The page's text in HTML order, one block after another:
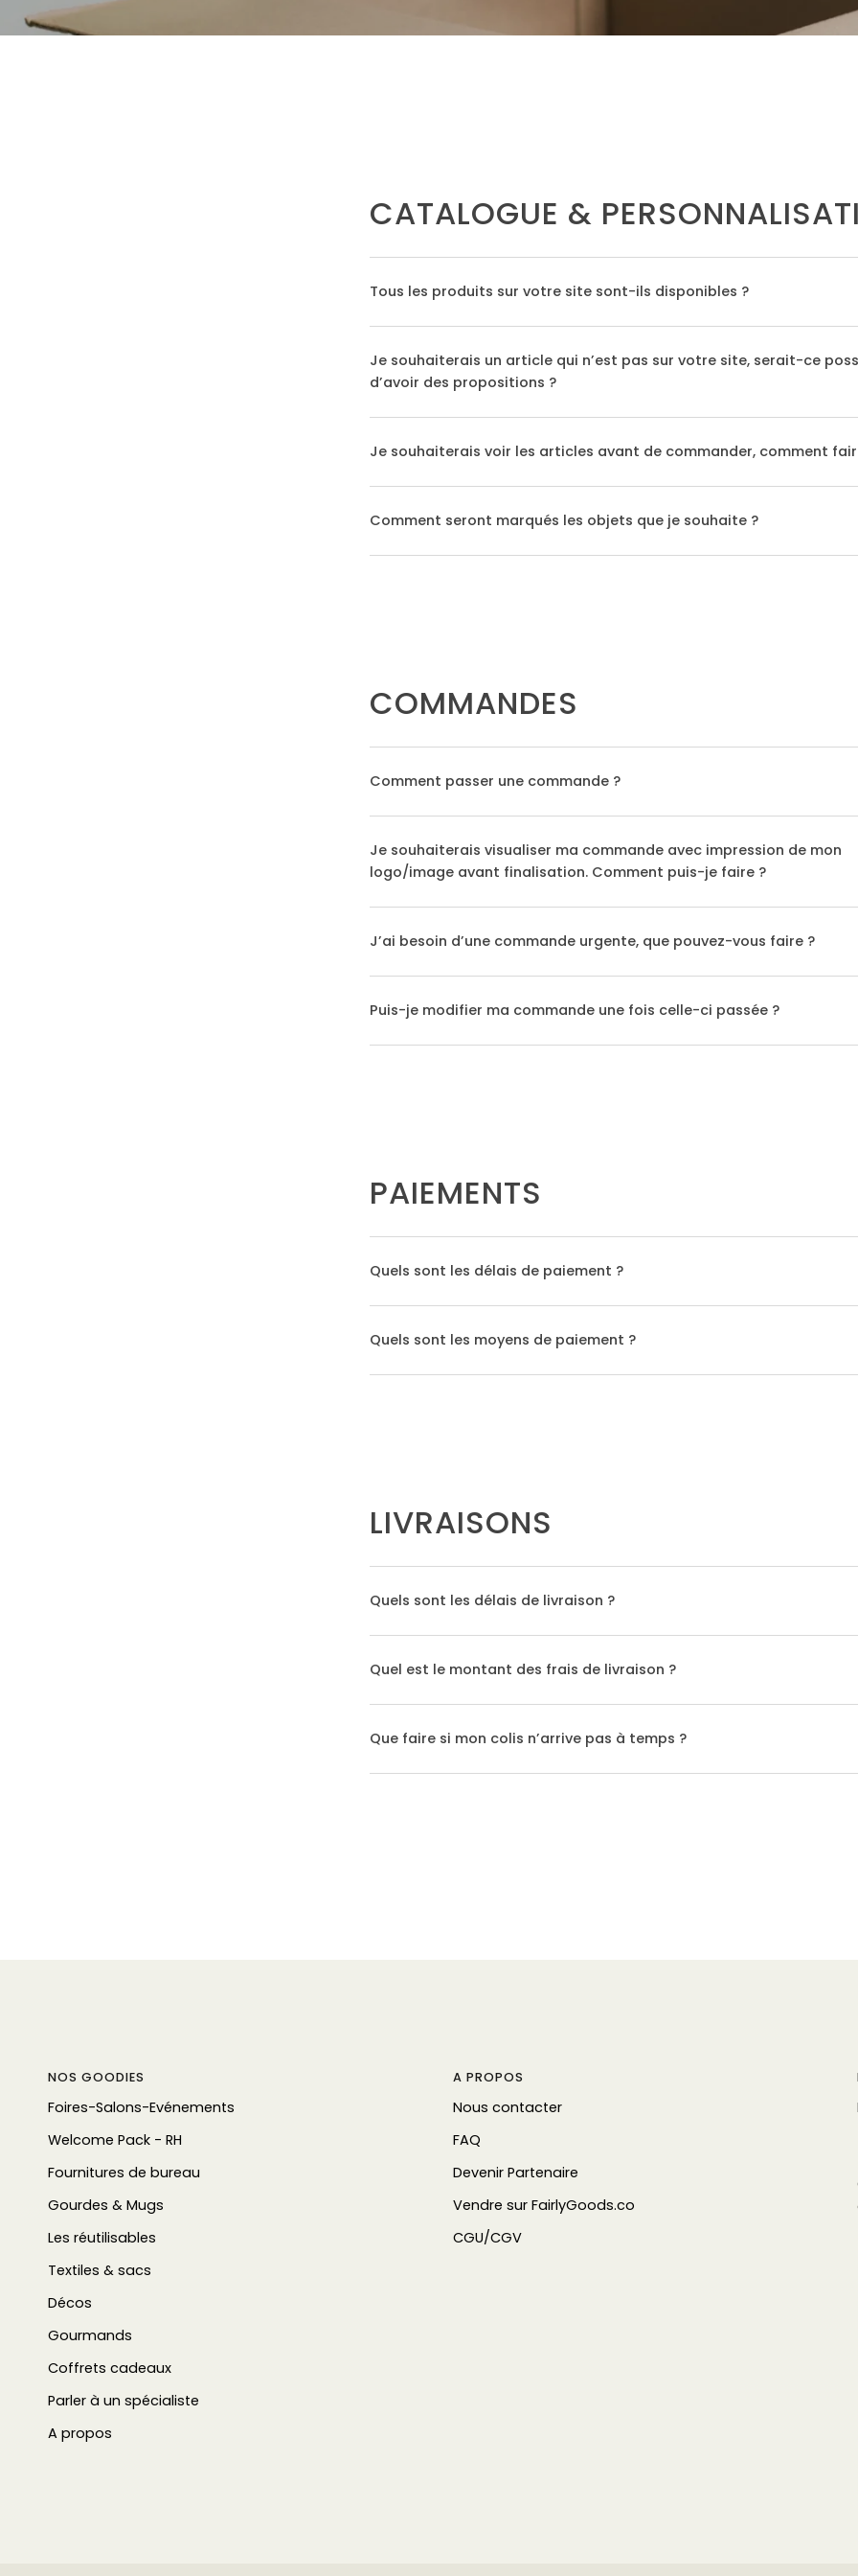
CATALOGUE &
Tous les produits sur votre site sont-ils disponibles ?
Je souhaiterais un article qui n’est pas sur votre site, serait-ce
d’avoir des propositions ?
Je souhaiterais voir les articles avant de commander, comment
Comment seront marqués les objets que je souhaite ?
COMMANDES
Comment passer une commande ?
Je souhaiterais visualiser ma commande avec impression de mon
logo/image avant finalisation. Comment puis-je faire ?
J’ai besoin d’une commande urgente, que pouvez-vous faire ?
Puis-je modifier ma commande une fois celle-ci passée ?
PAIEMENTS
Quels sont les délais de paiement ?
Quels sont les moyens de paiement ?
LIVRAISONS
Quels sont les délais de livraison ?
Quel est le montant des frais de livraison ?
Que faire si mon colis n’arrive pas à temps ?
NOS GOODIES
Foires-Salons-Evénements
Welcome Pack - RH
Fournitures de bureau
Gourdes & Mugs
Les réutilisables
Textiles & sacs
Décos
Gourmands
Coffrets cadeaux
Parler à un spécialiste
A propos
A PROPOS
Nous contacter
FAQ
Devenir Partenaire
Vendre sur FairlyGoods.co
CGU/CGV